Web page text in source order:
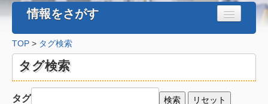
情報をさがす
分野から
福祉
こども
TOP > タグ検索
タグ検索
タグ